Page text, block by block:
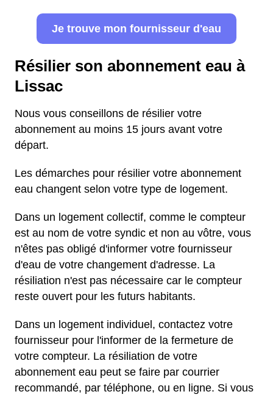
Je trouve mon fournisseur d'eau
Résilier son abonnement eau à
Lissac
Nous vous conseillons de résilier votre
abonnement au moins 15 jours avant votre
départ.
Les démarches pour résilier votre abonnement
eau changent selon votre type de logement.
Dans un logement collectif, comme le compteur
est au nom de votre syndic et non au vôtre, vous
n'êtes pas obligé d'informer votre fournisseur
d'eau de votre changement d'adresse. La
résiliation n'est pas nécessaire car le compteur
reste ouvert pour les futurs habitants.
Dans un logement individuel, contactez votre
fournisseur pour l'informer de la fermeture de
votre compteur. La résiliation de votre
abonnement eau peut se faire par courrier
recommandé, par téléphone, ou en ligne. Si vous